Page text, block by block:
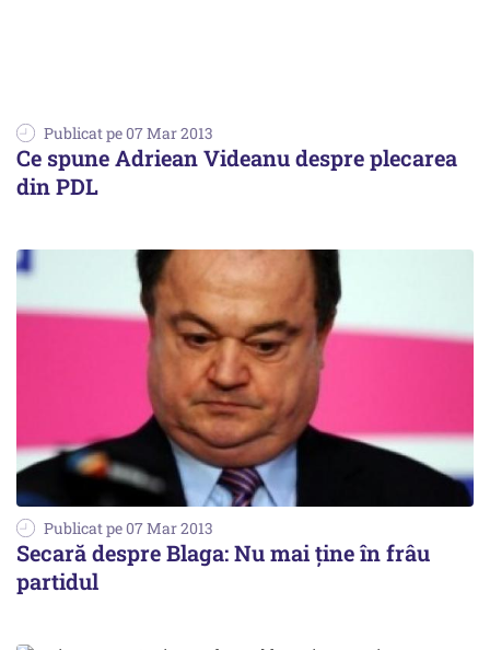
Publicat pe 07 Mar 2013
Ce spune Adriean Videanu despre plecarea
din PDL
Publicat pe 07 Mar 2013
Secară despre Blaga: Nu mai ține în frâu
partidul